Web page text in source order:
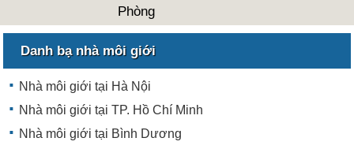
Phòng
Danh bạ nhà môi giới
Nhà môi giới tại Hà Nội
Nhà môi giới tại TP. Hồ Chí Minh
Nhà môi giới tại Bình Dương